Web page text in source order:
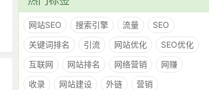
网站SEO 搜索引擎 流量
SEO
关键词排名
引流 网站优化
SEO优化
互联网
网站排名 网络营销
网赚
收录
网站建设 外链
营销